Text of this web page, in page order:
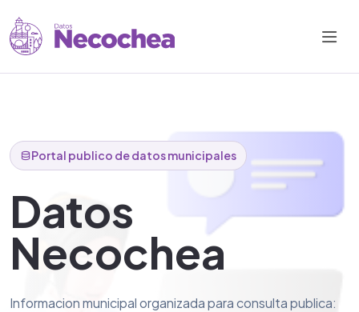
Portal publico de datos municipales
Datos
Necochea
Informacion municipal organizada para consulta publica: